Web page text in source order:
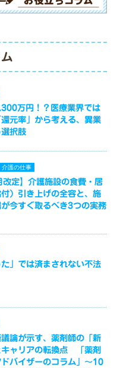
万円！？医療業界では
元率」から考える、異業
択肢
介護の仕事
改定】介護施設の食費・居
）引き上げの全容と、施
今すぐ取るべき3つの実務
た」では済まされない不法
論が示す、薬剤師の「新
キャリアの転換点 「薬剤
バイザーのコラム」～10